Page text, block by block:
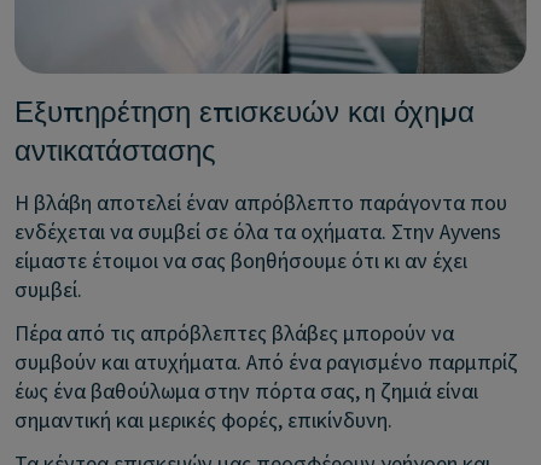
Εξυπηρέτηση επισκευών και όχημα
αντικατάστασης
Η βλάβη αποτελεί έναν απρόβλεπτο παράγοντα που
ενδέχεται να συμβεί σε όλα τα οχήματα. Στην Ayvens
είμαστε έτοιμοι να σας βοηθήσουμε ότι κι αν έχει
συμβεί.
Πέρα από τις απρόβλεπτες βλάβες μπορούν να
συμβούν και ατυχήματα. Από ένα ραγισμένο παρμπρίζ
έως ένα βαθούλωμα στην πόρτα σας, η ζημιά είναι
σημαντική και μερικές φορές, επικίνδυνη.